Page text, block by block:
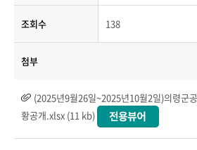
조회수 138
첨부
(2025년9월26일~2025년10월2일)의령군
황공개.xlsx (11 kb)